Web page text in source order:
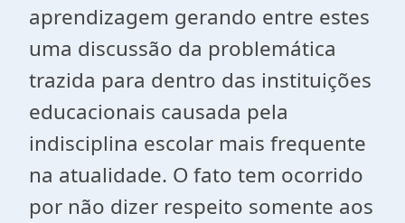
aprendizagem gerando entre estes
uma discussão da problemática
trazida para dentro das instituições
educacionais causada pela
indisciplina escolar mais frequente
na atualidade. O fato tem ocorrido
por não dizer respeito somente aos